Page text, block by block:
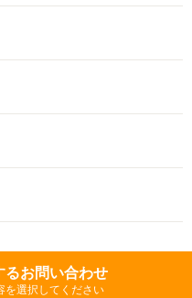
るお問い合わせ
を選択してください